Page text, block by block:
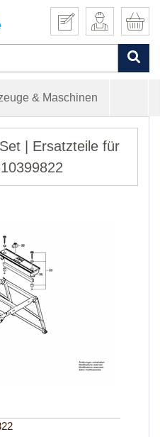
& Maschinen
| Ersatzteile für